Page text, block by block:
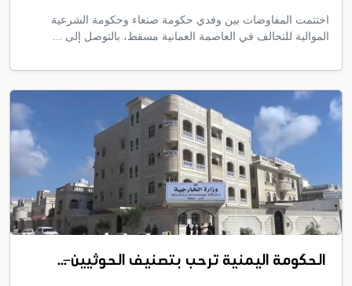
اختتمت المفاوضات بين وفدي حكومة صنعاء وحكومة الشرعية
الموالية للتحالف في العاصمة العمانية مسقط، بالتوصل إلى ...
الحكومة اليمنية ترحب بتصنيف الحوثيين ̶...